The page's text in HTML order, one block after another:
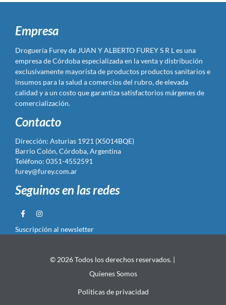
Empresa
Droguería Furey de JUAN Y ALBERTO FUREY S R L es una
empresa de Córdoba especializada en la venta y distribución
exclusivamente mayorista de productos productos sanitarios e
insumos para la salud a comercios del rubro, de elevada
calidad y a un costo que garantiza satisfactorios márgenes de
comercialización.
Contacto
Dirección: Asturias 1921 (X5014BQE)
Barrio Colón, Córdoba, Argentina
Teléfono: 0351-4552591
furey@furey.com.ar
Seguinos en las redes
Suscripción al newsletter
© 2026 Todos los derechos reservados. |
Quienes Somos
Politicas de privacidad